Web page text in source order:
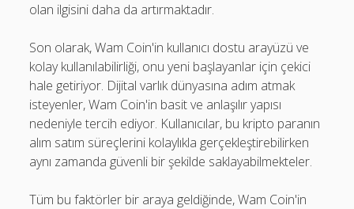
olan ilgisini daha da artırmaktadır.
Son olarak, Wam Coin'in kullanıcı dostu arayüzü ve
kolay kullanılabilirliği, onu yeni başlayanlar için çekici
hale getiriyor. Dijital varlık dünyasına adım atmak
isteyenler, Wam Coin'in basit ve anlaşılır yapısı
nedeniyle tercih ediyor. Kullanıcılar, bu kripto paranın
alım satım süreçlerini kolaylıkla gerçekleştirebilirken
aynı zamanda güvenli bir şekilde saklayabilmekteler.
Tüm bu faktörler bir araya geldiğinde, Wam Coin'in